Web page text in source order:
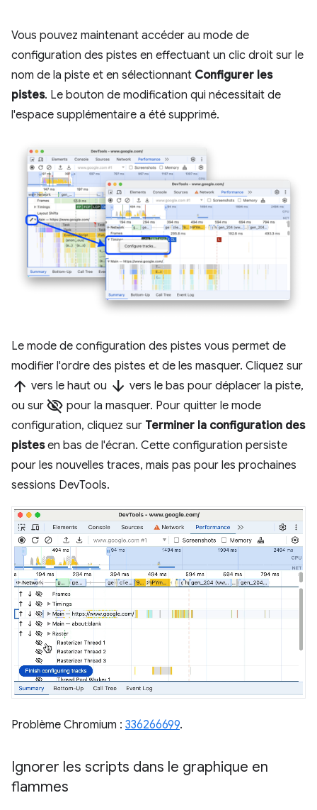
Vous pouvez maintenant accéder au mode de
configuration des pistes en effectuant un clic droit sur le
nom de la piste et en sélectionnant Configurer les
pistes. Le bouton de modification qui nécessitait de
l'espace supplémentaire a été supprimé.
Le mode de configuration des pistes vous permet de
modifier l'ordre des pistes et de les masquer. Cliquez sur
arrow_upward vers le haut ou arrow_downward vers le bas pour déplacer la piste,
ou sur visibility_off pour la masquer. Pour quitter le mode
configuration, cliquez sur Terminer la configuration des
pistesen bas de l'écran. Cette configuration persiste
pour les nouvelles traces, mais pas pour les prochaines
sessions DevTools.
Problème Chromium : 336266699.
Ignorer les scripts dans le graphique en
flammes